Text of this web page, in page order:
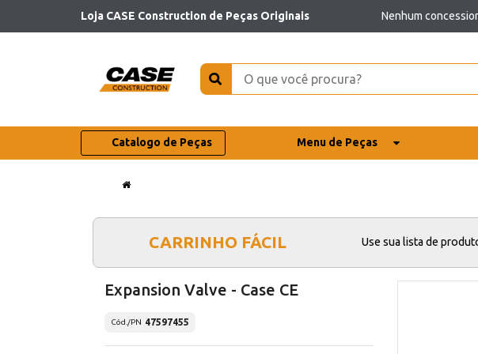
Loja CASE Construction de Peças Originais Nenhum
Catalogo de Peças Menu de Peças
CARRINHO FÁCIL Use sua lista de
Expansion Valve - Case CE
Cód./PN 47597455